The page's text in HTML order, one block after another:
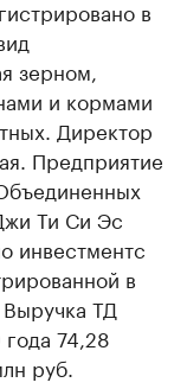
в
зерном,
и кормами
Директор
Предприятие
Ти Си Эс
инвестментс
в
ТД
74,28
руб.